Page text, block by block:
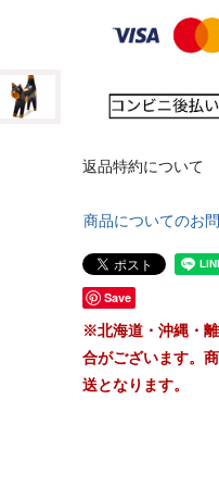
返品特約について
商品についてのお
Save
※北海道・沖縄・
合がございます。
送となります。